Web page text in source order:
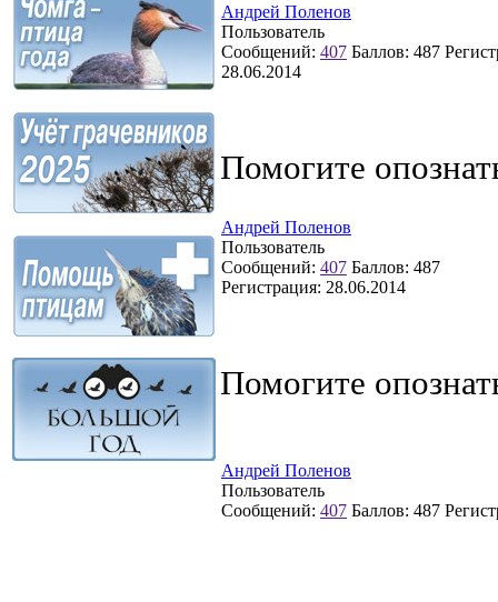
Андрей Поленов
Пользователь
Сообщений: 407 Баллов: 487
28.06.2014
Помогите
Андрей Поленов
Пользователь
Сообщений: 407 Баллов: 487
Регистрация: 28.06.2014
Помогите
Андрей Поленов
Пользователь
Сообщений: 407 Баллов: 487